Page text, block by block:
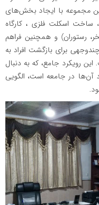
مجموعه با ایجاد بخش‌های
ساخت اسکلت فلزی ، کارگاه
رستوران) و همچنین فراهم
برای بازگشت افراد به
رویکرد جامع، که به دنبال
آن‌ها در جامعه است، الگویی